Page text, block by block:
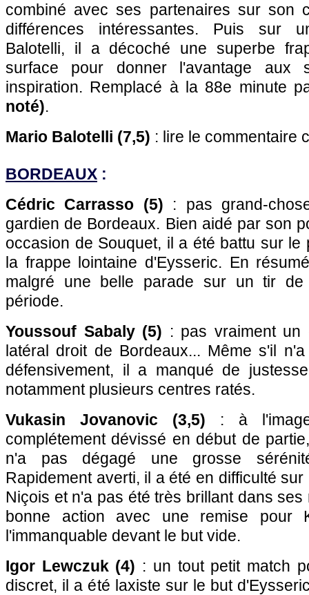
combiné avec ses partenaires sur son
différences intéressantes. Puis sur
Balotelli, il a décoché une superbe
surface pour donner l'avantage aux
inspiration. Remplacé à la 88e minute
noté).
Mario Balotelli (7,5) : lire le commentaire
BORDEAUX :
Cédric Carrasso (5) : pas grand-
gardien de Bordeaux. Bien aidé par son
occasion de Souquet, il a été battu sur le
la frappe lointaine d'Eysseric. En
malgré une belle parade sur un tir de
période.
Youssouf Sabaly (5) : pas vraiment un
latéral droit de Bordeaux... Même s'il
défensivement, il a manqué de
notamment plusieurs centres ratés.
Vukasin Jovanovic (3,5) : à l'image
complétement dévissé en début de
n'a pas dégagé une grosse
Rapidement averti, il a été en difficulté
Niçois et n'a pas été très brillant dans
bonne action avec une remise pour
l'immanquable devant le but vide.
Igor Lewczuk (4) : un tout petit match
discret, il a été laxiste sur le but